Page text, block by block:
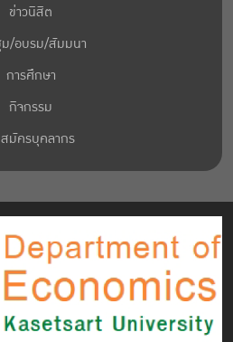
ข่าวนิสิต
ม/อบรม/สัมมนา
การศึกษา
กิจกรรม
มัครบุคลากร